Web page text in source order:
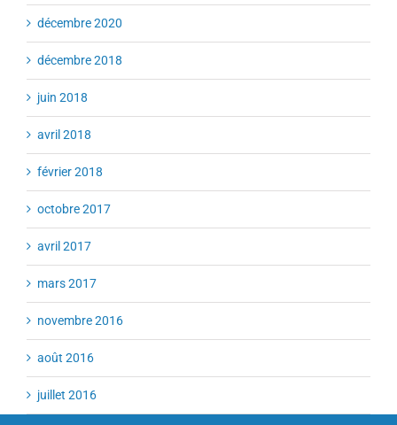
décembre 2020
décembre 2018
juin 2018
avril 2018
février 2018
octobre 2017
avril 2017
mars 2017
novembre 2016
août 2016
juillet 2016